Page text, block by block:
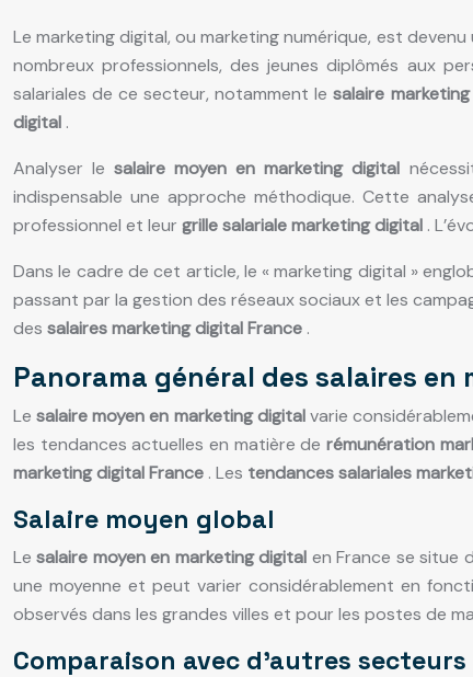
Le marketing digital, ou marketing numérique, est
nombreux professionnels, des jeunes diplômés aux
salariales de ce secteur, notamment lesalaire
digital .
Analyser lesalaire moyen en marketing digital
indispensable une approche méthodique. Cette
professionnel et leur grille salariale marketing digital .
Dans le cadre de cet article, le « marketing digital »
passant par la gestion des réseaux sociaux et les
des salaires marketing digital France .
Panorama général des salaires
Lesalaire moyen en marketing digitalvarie
les tendances actuelles en matière de rémunération
marketing digital France . Les tendances salariales
Salaire moyen global
Lesalaire moyen en marketing digital en France se
une moyenne et peut varier considérablement en
observés dans les grandes villes et pour les postes de
Comparaison avec d’autres secteurs